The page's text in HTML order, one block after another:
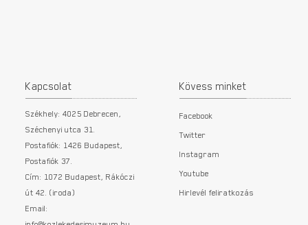
Kapcsolat
Székhely: 4025 Debrecen,
Széchenyi utca 31.
Postafiók: 1426 Budapest,
Postafiók 37.
Cím: 1072 Budapest, Rákóczi
út 42. (iroda)
Email:
Kövess minket
Facebook
Twitter
Instagram
Youtube
Hirlevél feliratkozás